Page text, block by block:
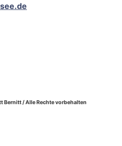
Bernitt / Alle Rechte vorbehalten